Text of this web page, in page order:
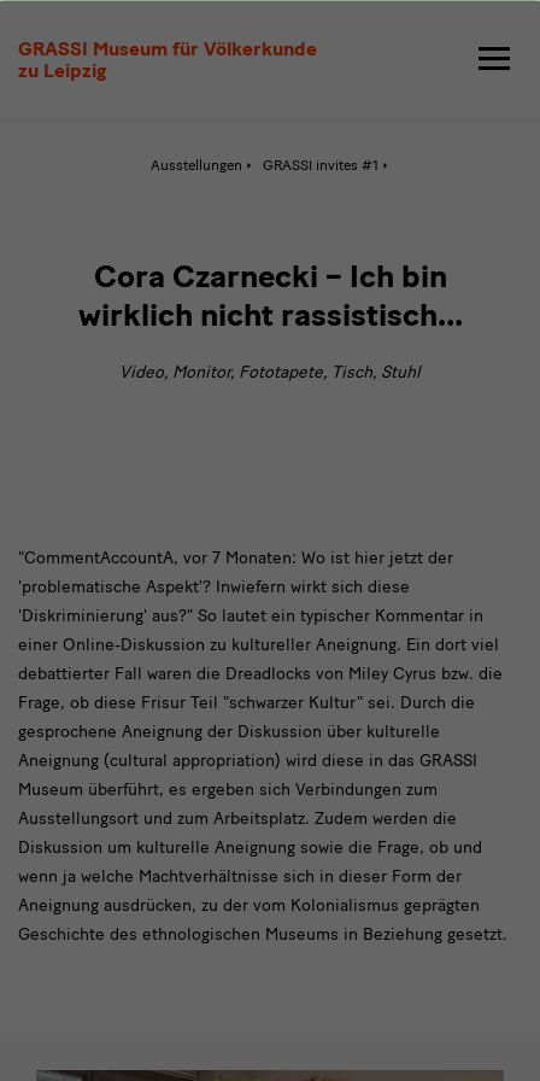
GRASSI Museum für Völkerkunde
zu Leipzig
Czarnecki
Ausstellungen GRASSI invites #1
Cora Czarnecki – Ich bin
wirklich nicht rassistisch...
Video, Monitor, Fototapete, Tisch, Stuhl
text
1:
Projekt
+
Bild
"CommentAccountA, vor 7 Monaten: Wo ist hier jetzt der
'problematische Aspekt'? Inwiefern wirkt sich diese
'Diskriminierung' aus?" So lautet ein typischer Kommentar in
einer Online-Diskussion zu kultureller Aneignung. Ein dort viel
debattierter Fall waren die Dreadlocks von Miley Cyrus bzw. die
Frage, ob diese Frisur Teil "schwarzer Kultur" sei. Durch die
gesprochene Aneignung der Diskussion über kulturelle
Aneignung (cultural appropriation) wird diese in das GRASSI
Museum überführt, es ergeben sich Verbindungen zum
Ausstellungsort und zum Arbeitsplatz. Zudem werden die
Diskussion um kulturelle Aneignung sowie die Frage, ob und
wenn ja welche Machtverhältnisse sich in dieser Form der
Aneignung ausdrücken, zu der vom Kolonialismus geprägten
Geschichte des ethnologischen Museums in Beziehung gesetzt.